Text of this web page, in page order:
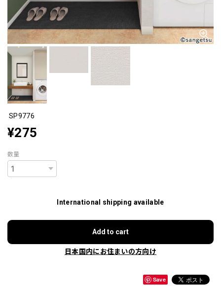
SP9776
¥275
数量
International shipping available
Add to cart
日本国内にお住まいの方向け
Save